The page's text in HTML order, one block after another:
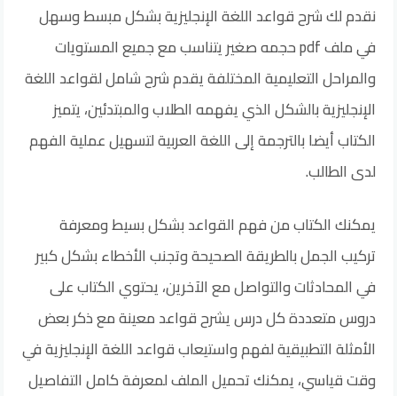
نقدم لك شرح قواعد اللغة الإنجليزية بشكل مبسط وسهل
في ملف pdf حجمه صغير يتناسب مع جميع المستويات
والمراحل التعليمية المختلفة يقدم شرح شامل لقواعد اللغة
الإنجليزية بالشكل الذي يفهمه الطلاب والمبتدئين، يتميز
الكتاب أيضا بالترجمة إلى اللغة العربية لتسهيل عملية الفهم
لدى الطالب.
يمكنك الكتاب من فهم القواعد بشكل بسيط ومعرفة
تركيب الجمل بالطريقة الصحيحة وتجنب الأخطاء بشكل كبير
في المحادثات والتواصل مع الآخرين، يحتوي الكتاب على
دروس متعددة كل درس يشرح قواعد معينة مع ذكر بعض
الأمثلة التطبيقية لفهم واستيعاب قواعد اللغة الإنجليزية في
وقت قياسي، يمكنك تحميل الملف لمعرفة كامل التفاصيل